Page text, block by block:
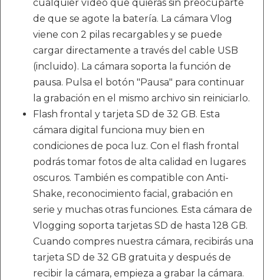
cualquier vídeo que quieras sin preocuparte
de que se agote la batería. La cámara Vlog
viene con 2 pilas recargables y se puede
cargar directamente a través del cable USB
(incluido). La cámara soporta la función de
pausa. Pulsa el botón "Pausa" para continuar
la grabación en el mismo archivo sin reiniciarlo.
Flash frontal y tarjeta SD de 32 GB. Esta
cámara digital funciona muy bien en
condiciones de poca luz. Con el flash frontal
podrás tomar fotos de alta calidad en lugares
oscuros. También es compatible con Anti-
Shake, reconocimiento facial, grabación en
serie y muchas otras funciones. Esta cámara de
Vlogging soporta tarjetas SD de hasta 128 GB.
Cuando compres nuestra cámara, recibirás una
tarjeta SD de 32 GB gratuita y después de
recibir la cámara, empieza a grabar la cámara.